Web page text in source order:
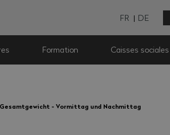
FR DE
Formation Caisses sociales
- Vormittag und Nachmittag